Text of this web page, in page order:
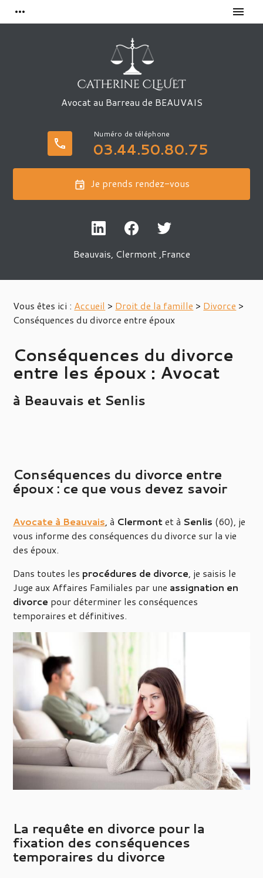
more_horiz menu
Beauvais, Clermont ,France
Avocat au Barreau de BEAUVAIS
phone 03.44.50.80.75
event Je prends rendez-vous
Vous êtes ici : Accueil > Droit de la famille > Divorce >
Conséquences du divorce entre époux
Conséquences du divorce
entre les époux : Avocat
à Beauvais et Senlis
Conséquences du divorce entre
époux : ce que vous devez savoir
Avocate à Beauvais, à Clermontet à Senlis (60), je
vous informe des conséquences du divorce sur la vie
des époux.
Dans toutes les procédures de divorce, je saisis le
Juge aux Affaires Familiales par une assignation en
divorce pour déterminer les conséquences
temporaires et définitives.
La requête en divorce pour la
fixation des conséquences
temporaires du divorce